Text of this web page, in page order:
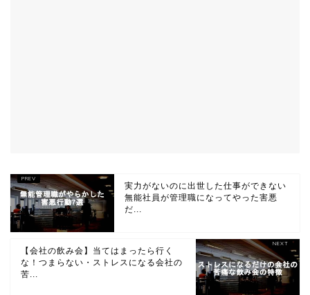
実力がないのに出世した仕事ができない
無能社員が管理職になってやった害悪
だ...
【会社の飲み会】当てはまったら行く
な！つまらない・ストレスになる会社の
苦...